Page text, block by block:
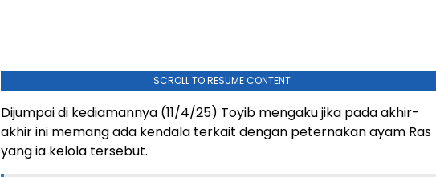
SCROLL TO RESUME CONTENT
Dijumpai di kediamannya (11/4/25) Toyib mengaku jika pada akhir-
akhir ini memang ada kendala terkait dengan peternakan ayam Ras
yang ia kelola tersebut.